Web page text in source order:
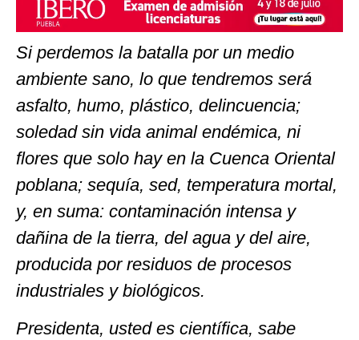
Si perdemos la batalla por un medio
ambiente sano, lo que tendremos será
asfalto, humo, plástico, delincuencia;
soledad sin vida animal endémica, ni
flores que solo hay en la Cuenca Oriental
poblana; sequía, sed, temperatura mortal,
y, en suma: contaminación intensa y
dañina de la tierra, del agua y del aire,
producida por residuos de procesos
industriales y biológicos.
Presidenta, usted es científica, sabe